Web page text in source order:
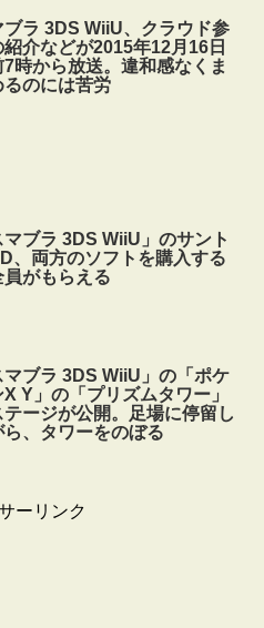
ブラ 3DS WiiU、クラウド参
紹介などが2015年12月16日
7時から放送。違和感なくま
るのには苦労
マブラ 3DS WiiU」のサント
、両方のソフトを購入する
員がもらえる
マブラ 3DS WiiU」の「ポケ
X Y」の「プリズムタワー」
テージが公開。足場に停留し
ら、タワーをのぼる
ーリンク